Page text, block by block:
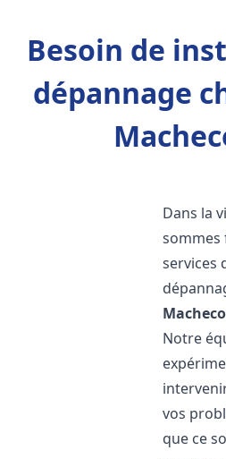
Besoin de
dépannage
Dans la
sommes
services
Notre
vos
que ce